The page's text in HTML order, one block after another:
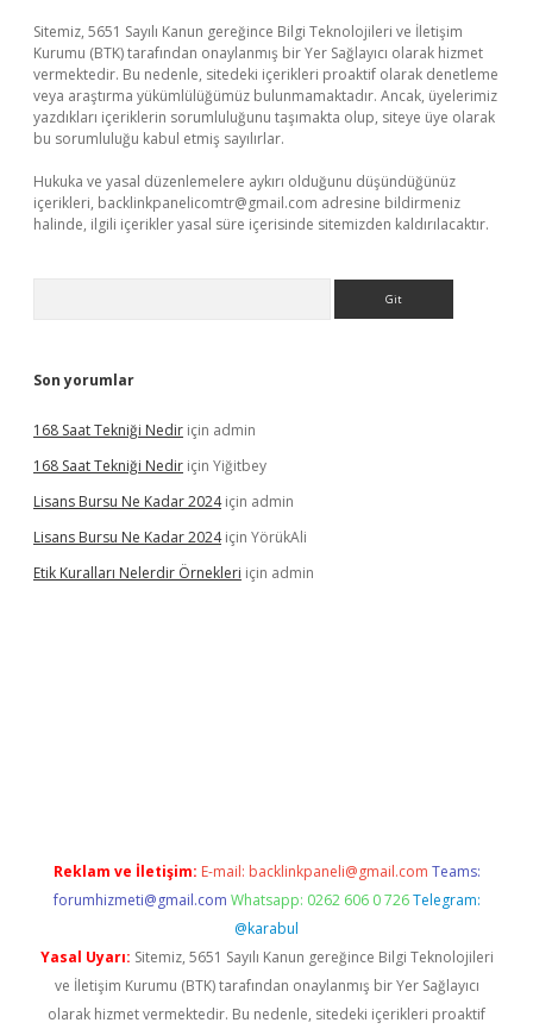
Sitemiz, 5651 Sayılı Kanun gereğince Bilgi Teknolojileri ve İletişim
Kurumu (BTK) tarafından onaylanmış bir Yer Sağlayıcı olarak hizmet
vermektedir. Bu nedenle, sitedeki içerikleri proaktif olarak denetleme
veya araştırma yükümlülüğümüz bulunmamaktadır. Ancak, üyelerimiz
yazdıkları içeriklerin sorumluluğunu taşımakta olup, siteye üye olarak
bu sorumluluğu kabul etmiş sayılırlar.
Hukuka ve yasal düzenlemelere aykırı olduğunu düşündüğünüz
içerikleri, backlinkpanelicomtr@gmail.com adresine bildirmeniz
halinde, ilgili içerikler yasal süre içerisinde sitemizden kaldırılacaktır.
Son yorumlar
168 Saat Tekniği Nedir için admin
168 Saat Tekniği Nedir için Yiğitbey
Lisans Bursu Ne Kadar 2024için admin
Lisans Bursu Ne Kadar 2024için YörükAli
Etik Kuralları Nelerdir Örnekleri için admin
Reklam ve İletişim: E-mail: backlinkpaneli@gmail.com Teams:
forumhizmeti@gmail.com Whatsapp: 0262 606 0 726 Telegram:
@karabul
Yasal Uyarı: Sitemiz, 5651 Sayılı Kanun gereğince Bilgi Teknolojileri
ve İletişim Kurumu (BTK) tarafından onaylanmış bir Yer Sağlayıcı
olarak hizmet vermektedir. Bu nedenle, sitedeki içerikleri proaktif